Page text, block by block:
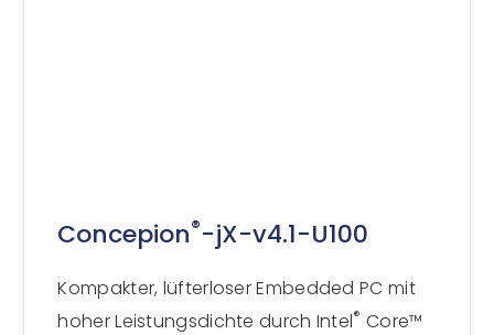
Concepion®-jX-v4.1-U100
Kompakter, lüfterloser Embedded PC mit
hoher Leistungsdichte durch Intel® Core™